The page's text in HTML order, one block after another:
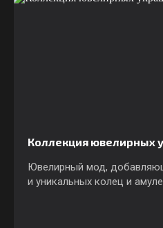
Коллекция ювелирных
Ювелирный мод,
и уникальных колец и